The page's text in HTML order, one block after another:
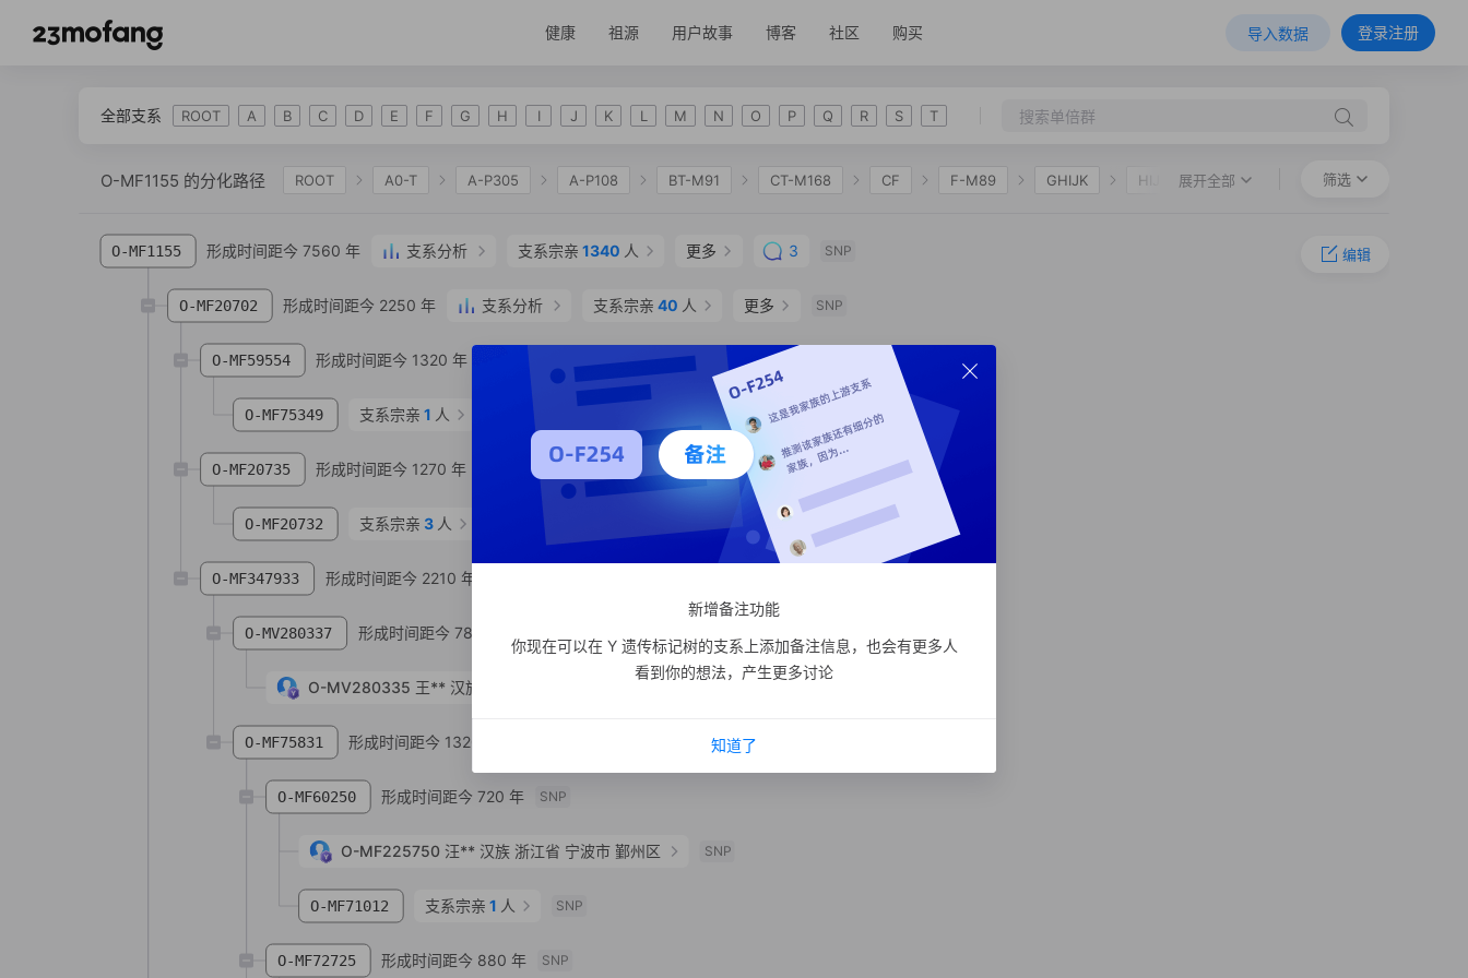
健康 祖源 用户故事 博客 社区 购买 导入数据 登录注册
全部支系 ROOT A B C D E F G H I J K L M N O P Q R S T
O-MF1155 的分化路径 ROOT A0-T A-P305 A-P108 BT-M91 CT-M168 CF F-M89 GHIJK HIJK
O-IMS-JST002611 O-F18 O-FGC12511 O-F449 O-F238 O-F271
展开全部 筛选
O-MF1155 形成时间距今 7560 年 支系分析 支系宗亲 1340 人 更多 3 SNP
O-MF20702 形成时间距今 2250 年 支系分析 支系宗亲 40 人 更多 SNP
O-MF59554 形成时间距今 1320 年
O-MF20735 形成时间距今 1270 年 支系宗亲 SNP
O-MF347933 形成时间距今 2210 年
O-MF75349 支系宗亲 1 人
O-MF20732 支系宗亲 3 人
O-MV280337 形成时间距今 780 年
O-MF75831 形成时间距今 1320 年 支系宗亲7人
O-MV280335 王** 汉族
O-MF60250 形成时间距今 720 年 SNP
O-MF72725 形成时间距今 880 年 SNP
O-MF225750 汪** 汉族 浙江省 宁波市 鄞州区 SNP
O-MF71012 支系宗亲 1 人 SNP
编辑
新增备注功能
你现在可以在 Y 遗传标记树的支系上添加备注信息，也会有更多人
看到你的想法，产生更多讨论
知道了